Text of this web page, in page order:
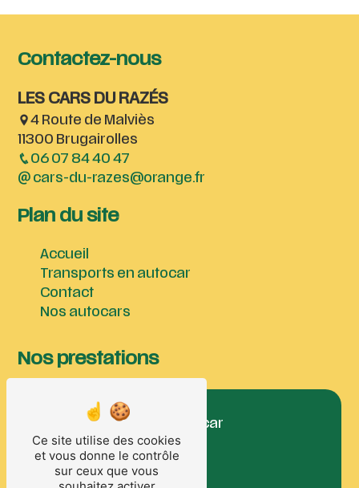
Contactez-nous
LES CARS DU RAZÉS
4 Route de Malviès
11300 Brugairolles
06 07 84 40 47
cars-du-razes@orange.fr
Plan du site
Accueil
Transports en autocar
Contact
Nos autocars
Nos prestations
déplacement en autocar
autocar
transport touristique
tourisme
Ce site utilise des cookies
et vous donne le contrôle
sur ceux que vous